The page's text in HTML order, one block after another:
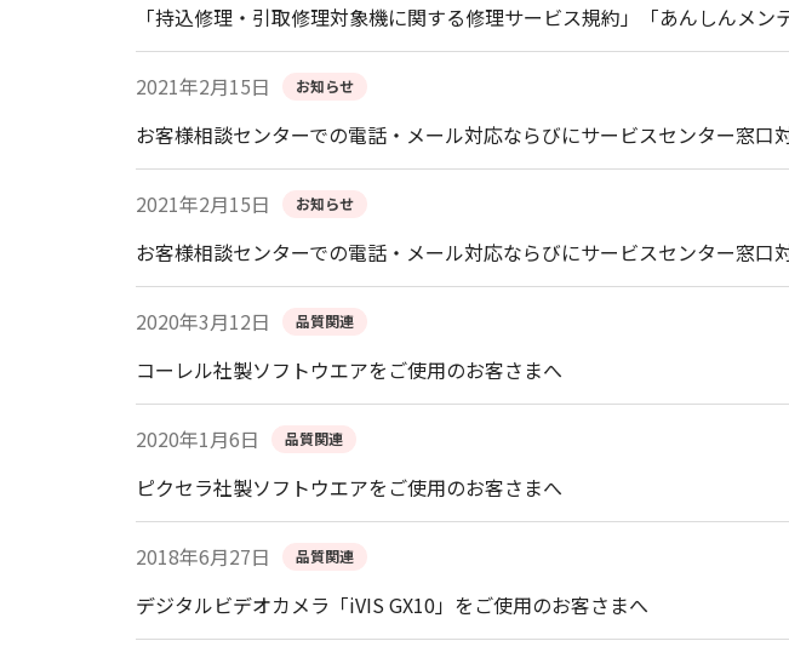
「持込修理・引取修理対象機に関する修理サービス規約」「あんしんメ
2021年2月15日 お知らせ
お客様相談センターでの電話・メール対応ならびにサービスセンター窓
2021年2月15日 お知らせ
お客様相談センターでの電話・メール対応ならびにサービスセンター窓口
2020年3月12日 品質関連
コーレル社製ソフトウエアをご使用のお客さまへ
2020年1月6日 品質関連
ピクセラ社製ソフトウエアをご使用のお客さまへ
2018年6月27日 品質関連
デジタルビデオカメラ「iVIS GX10」をご使用のお客さまへ